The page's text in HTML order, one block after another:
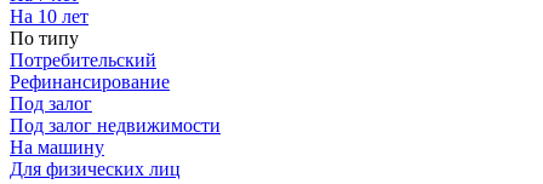
На 10 лет
По типу
Потребительский
Рефинансирование
Под залог
Под залог недвижимости
На машину
Для физических лиц